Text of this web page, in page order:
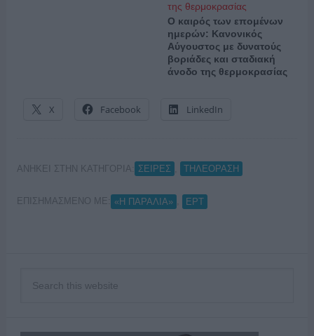
Ο καιρός των επομένων
ημερών: Κανονικός
Αύγουστος με δυνατούς
βοριάδες και σταδιακή
άνοδο της θερμοκρασίας
X Facebook LinkedIn
ΑΝΗΚΕΙ ΣΤΗΝ ΚΑΤΗΓΟΡΙΑ: ΣΕΙΡΕΣ ΤΗΛΕΟΡΑΣΗ
ΕΠΙΣΗΜΑΣΜΕΝΟ ΜΕ: «Η ΠΑΡΑΛΙΑ» ΕΡΤ